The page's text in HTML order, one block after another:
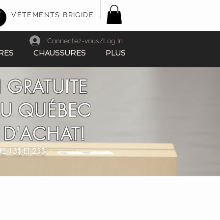
VÊTEMENTS BRIGIDE
CHAUSSURES PLUS
Connectez-vous/Log In
QUÉBEC
13$ ET 25$